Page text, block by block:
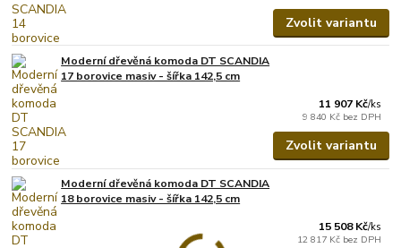
Zvolit variantu
Moderní dřevěná komoda DT SCANDIA
17 borovice masiv - šířka 142,5 cm
11 907 Kč/ks
9 840 Kč bez DPH
Zvolit variantu
Moderní dřevěná komoda DT SCANDIA
18 borovice masiv - šířka 142,5 cm
15 508 Kč/ks
12 817 Kč bez DPH